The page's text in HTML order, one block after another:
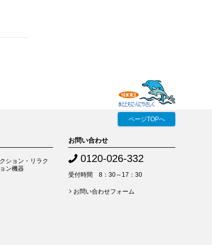
ページTOPへ
ション・リラク
ン機器
お問い合わせ
0120-026-332
受付時間 8：30～17：30
お問い合わせフォーム